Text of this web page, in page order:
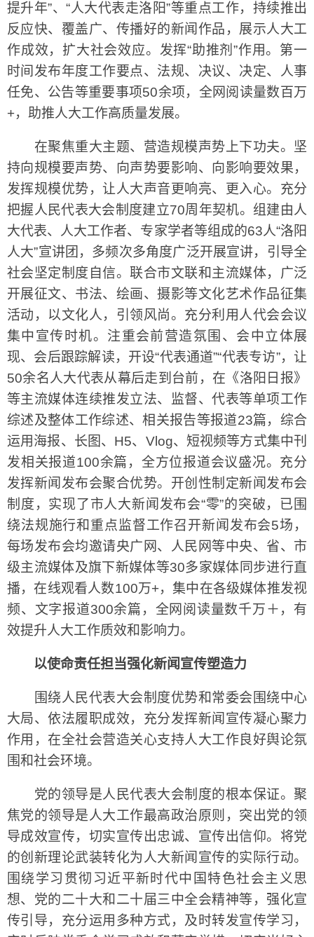
提升年”、“人大代表走洛阳”等重点工作，持续推出
反应快、覆盖广、传播好的新闻作品，展示人大工
作成效，扩大社会效应。发挥“助推剂”作用。第一
时间发布年度工作要点、法规、决议、决定、人事
任免、公告等重要事项50余项，全网阅读量数百万
+，助推人大工作高质量发展。
在聚焦重大主题、营造规模声势上下功夫。坚
持向规模要声势、向声势要影响、向影响要效果，
发挥规模优势，让人大声音更响亮、更入心。充分
把握人民代表大会制度建立70周年契机。组建由人
大代表、人大工作者、专家学者等组成的63人“洛阳
人大”宣讲团，多频次多角度广泛开展宣讲，引导全
社会坚定制度自信。联合市文联和主流媒体，广泛
开展征文、书法、绘画、摄影等文化艺术作品征集
活动，以文化人，引领风尚。充分利用人代会会议
集中宣传时机。注重会前营造氛围、会中立体展
现、会后跟踪解读，开设“代表通道”“代表专访”，让
50余名人大代表从幕后走到台前，在《洛阳日报》
等主流媒体连续推发立法、监督、代表等单项工作
综述及整体工作综述、相关报告等报道23篇，综合
运用海报、长图、H5、Vlog、短视频等方式集中刊
发相关报道100余篇，全方位报道会议盛况。充分
发挥新闻发布会聚合优势。开创性制定新闻发布会
制度，实现了市人大新闻发布会“零”的突破，已围
绕法规施行和重点监督工作召开新闻发布会5场，
每场发布会均邀请央广网、人民网等中央、省、市
级主流媒体及旗下新媒体等30多家媒体同步进行直
播，在线观看人数100万+，集中在各级媒体推发视
频、文字报道300余篇，全网阅读量数千万＋，有
效提升人大工作质效和影响力。
以使命责任担当强化新闻宣传塑造力
围绕人民代表大会制度优势和常委会围绕中心
大局、依法履职成效，充分发挥新闻宣传凝心聚力
作用，在全社会营造关心支持人大工作良好舆论氛
围和社会环境。
党的领导是人民代表大会制度的根本保证。聚
焦党的领导是人大工作最高政治原则，突出党的领
导成效宣传，切实宣传出忠诚、宣传出信仰。将党
的创新理论武装转化为人大新闻宣传的实际行动。
围绕学习贯彻习近平新时代中国特色社会主义思
想、党的二十大和二十届三中全会精神等，强化宣
传引导，充分运用多种方式，及时转发宣传学习，